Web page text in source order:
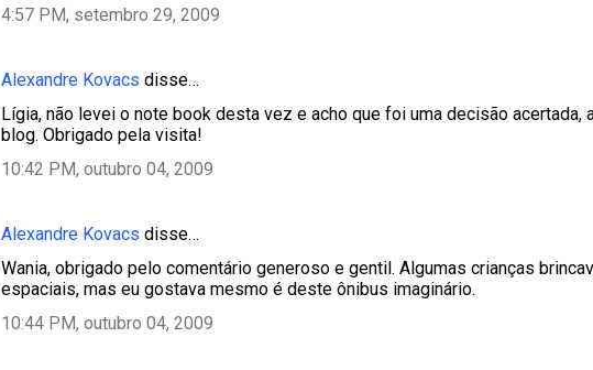
4:57 PM, setembro 29, 2009
Alexandre Kovacs disse…
Lígia, não levei o note book desta vez e acho que foi uma decisão acertada,
blog. Obrigado pela visita!
10:42 PM, outubro 04, 2009
Alexandre Kovacs disse…
Wania, obrigado pelo comentário generoso e gentil. Algumas crianças
espaciais, mas eu gostava mesmo é deste ônibus imaginário.
10:44 PM, outubro 04, 2009